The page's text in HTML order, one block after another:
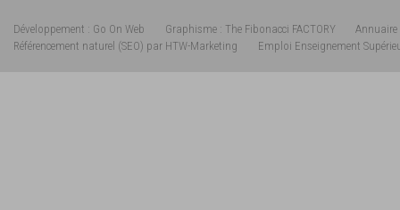
Développement : Go On Web Graphisme : The Fibonacci FACTORY
Annuaire
Référencement naturel (SEO) par HTW-Marketing
Emploi Enseignement